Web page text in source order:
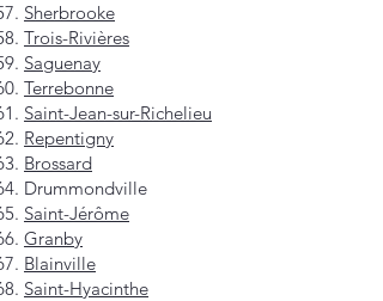
Sherbrooke
Trois-Rivières
Saguenay
Terrebonne
Saint-Jean-sur-Richelieu
Repentigny
Brossard
Drummondville
Saint-Jérôme
Granby
Blainville
Saint-Hyacinthe